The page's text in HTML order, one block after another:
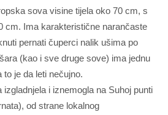
sova visine tijela oko 70 cm, s
cm. Ima karakteristične narančaste
pernati čuperci nalik ušima po
(kao i sve druge sove) ima jednu
to je da leti nečujno.
i iznemogla na Suhoj punti
od strane lokalnog